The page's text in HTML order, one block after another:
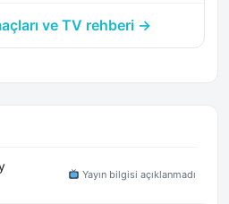
ve TV rehberi →
Yayın bilgisi açıklanmadı